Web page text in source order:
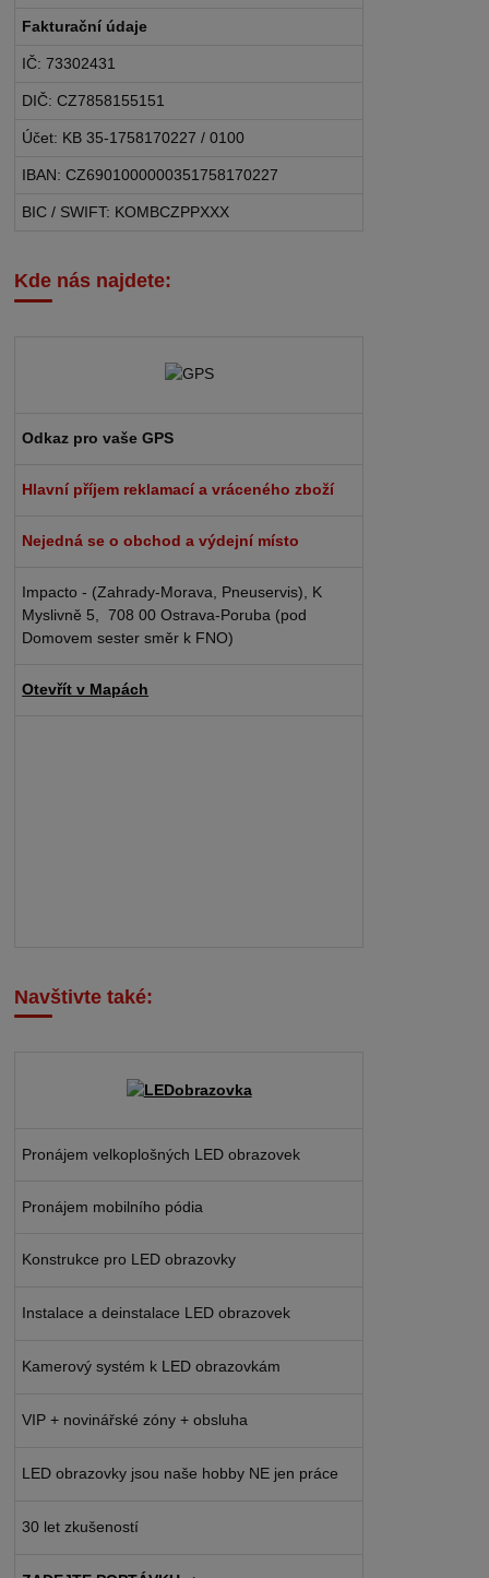
Fakturační údaje
IČ: 73302431
DIČ: CZ7858155151
Účet: KB 35-1758170227 / 0100
IBAN: CZ6901000000351758170227
BIC / SWIFT: KOMBCZPPXXX
Kde nás najdete:
Odkaz pro vaše GPS
Hlavní příjem reklamací a vráceného zboží
Nejedná se o obchod a výdejní místo
Impacto - (Zahrady-Morava, Pneuservis), K
Myslivně 5, 708 00 Ostrava-Poruba (pod
Domovem sester směr k FNO)
Otevřít v Mapách
Navštivte také:
Pronájem velkoplošných LED obrazovek
Pronájem mobilního pódia
Konstrukce pro LED obrazovky
Instalace a deinstalace LED obrazovek
Kamerový systém k LED obrazovkám
VIP + novinářské zóny + obsluha
LED obrazovky jsou naše hobby NE jen práce
30 let zkušeností